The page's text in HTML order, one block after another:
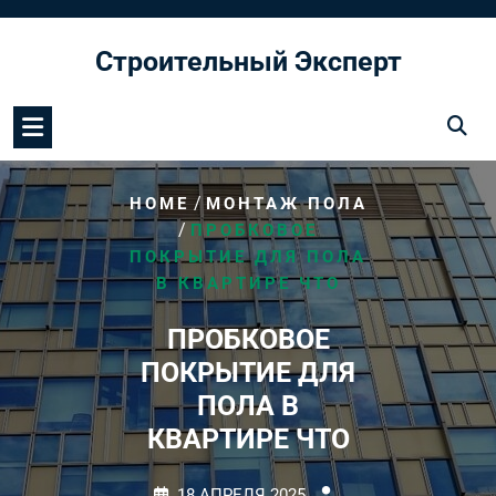
содержимомуСтроительный Эксперт
HOME/МОНТАЖ ПОЛА
/ ПРОБКОВОЕ
ПОКРЫТИЕ ДЛЯ ПОЛА
В КВАРТИРЕ ЧТО
ПРОБКОВОЕ
ПОКРЫТИЕ ДЛЯ
ПОЛА В
КВАРТИРЕ ЧТО